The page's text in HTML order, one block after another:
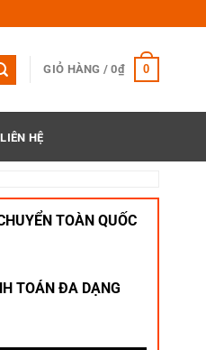
GIỎ HÀNG /0₫ 0
HỆ
TOÀN QUỐC
TOÁN ĐA DẠNG